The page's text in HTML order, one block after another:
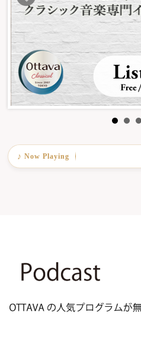
♪ Now Playing